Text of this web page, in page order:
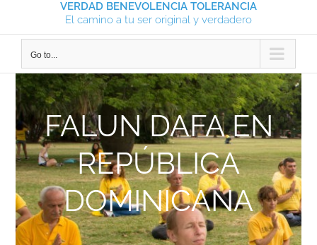
VERDAD BENEVOLENCIA TOLERANCIA
El camino a tu ser original y verdadero
Go to...
FALUN DAFA EN
REPÚBLICA
DOMINICANA